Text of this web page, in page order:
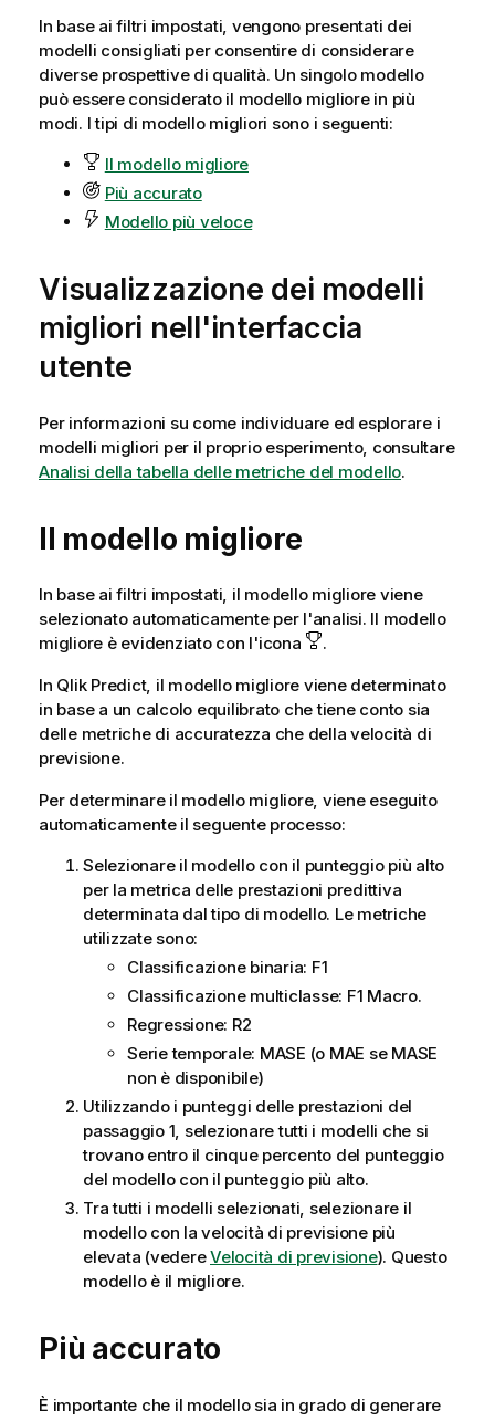
In base ai filtri impostati, vengono presentati dei
modelli consigliati per consentire di considerare
diverse prospettive di qualità. Un singolo modello
può essere considerato il modello migliore in più
modi. I tipi di modello migliori sono i seguenti:
Il modello migliore
Più accurato
Modello più veloce
Visualizzazione dei modelli
migliori nell'interfaccia
utente
Per informazioni su come individuare ed esplorare i
modelli migliori per il proprio esperimento, consultare
Analisi della tabella delle metriche del modello.
Il modello migliore
In base ai filtri impostati, il modello migliore viene
selezionato automaticamente per l'analisi. Il modello
migliore è evidenziato con l'icona
.
In Qlik Predict, il modello migliore viene determinato
in base a un calcolo equilibrato che tiene conto sia
delle metriche di accuratezza che della velocità di
previsione.
Per determinare il modello migliore, viene eseguito
automaticamente il seguente processo:
Selezionare il modello con il punteggio più alto
per la metrica delle prestazioni predittiva
determinata dal tipo di modello. Le metriche
utilizzate sono:
Classificazione binaria: F1
Classificazione multiclasse: F1 Macro.
Regressione: R2
Serie temporale: MASE (o MAE se MASE
non è disponibile)
Utilizzando i punteggi delle prestazioni del
passaggio 1, selezionare tutti i modelli che si
trovano entro il cinque percento del punteggio
del modello con il punteggio più alto.
Tra tutti i modelli selezionati, selezionare il
modello con lavelocità di previsionepiù
elevata (vedereVelocità di previsione). Questo
modello è il migliore.
Più accurato
È importante che il modello sia in grado di generare